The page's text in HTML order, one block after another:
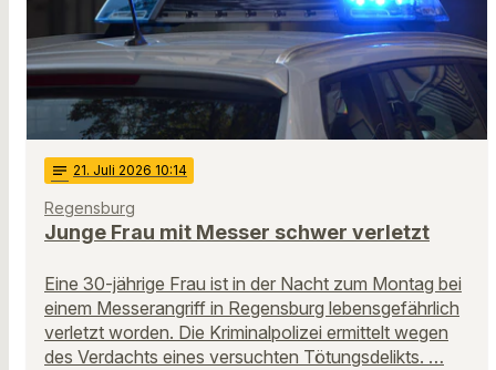
notes 21. Juli 2026 10:14
Regensburg
Junge Frau mit Messer schwer verletzt
Eine 30-jährige Frau ist in der Nacht zum Montag bei
einem Messerangriff in Regensburg lebensgefährlich
verletzt worden. Die Kriminalpolizei ermittelt wegen
des Verdachts eines versuchten Tötungsdelikts. …